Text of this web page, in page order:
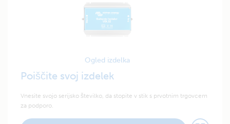
Ogled izdelka
Poiščite svoj izdelek
Vnesite svojo serijsko številko, da stopite v stik s prvotnim trgovcem
za podporo.